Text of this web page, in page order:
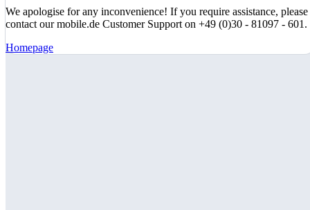
We apologise for any inconvenience! If you require assistance, please
contact our mobile.de Customer Support on +49 (0)30 - 81097 - 601.
Homepage